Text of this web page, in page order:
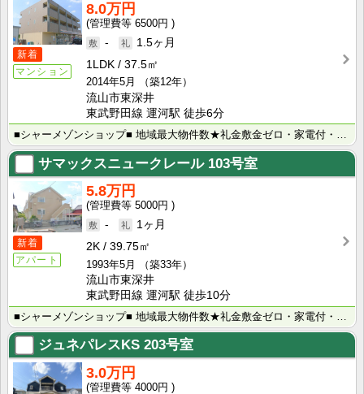
新着
マンション
8.0万円
6500円
-
1.5ヶ月
1LDK
37.5㎡
2014年5月
（築12年）
流山市東深井
東武野田線 運河駅 徒歩6分
サマックスニュークレール103号室
新着
アパート
5.8万円
5000円
-
1ヶ月
2K
39.75㎡
1993年5月
（築33年）
流山市東深井
東武野田線 運河駅 徒歩10分
ジュネパレスKS 203号室
3.0万円
4000円